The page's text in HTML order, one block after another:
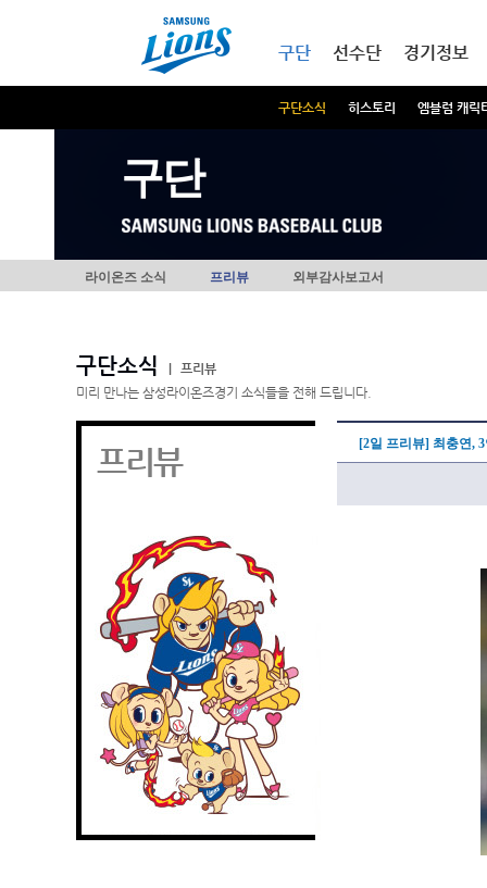
구단
구단소식 히스토리 엠블럼 캐릭
선수단 경기정보
구단
라이온즈 소식 프리뷰 외부감사보고서
구단소식
프리뷰
미리 만나는 삼성라이온즈경기 소식들을 전해 드립니다.
프리뷰 [2일 프리뷰] 최충연,